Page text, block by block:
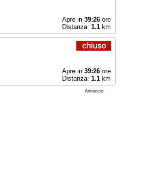
Apre in 39:26ore
Distanza: 1.1km
Apre in 39:26ore
Distanza: 1.1km
Annuncio